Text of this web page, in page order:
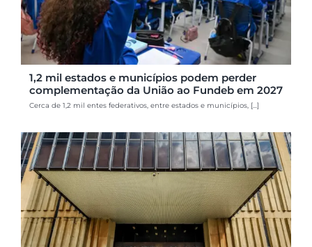
1,2 mil estados e municípios podem perder
complementação da União ao Fundeb em 2027
Cerca de 1,2 mil entes federativos, entre estados e municípios, [...]